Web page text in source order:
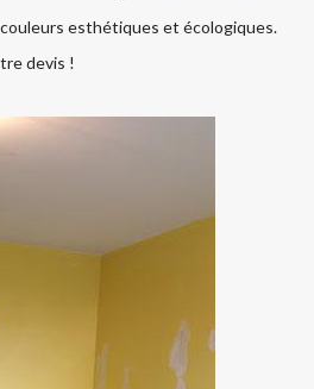
esthétiques et écologiques.
devis !